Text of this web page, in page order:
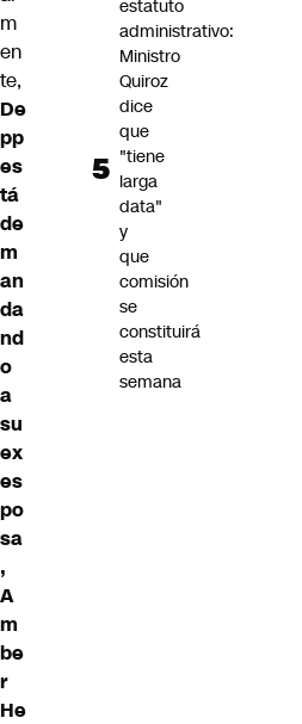
m
en
te,
De
pp
es
tá
de
m
an
da
nd
o
a
su
ex
es
po
sa
,
A
m
be
r
He
estatuto
administrativo:
Ministro
Quiroz
dice
que
"tiene
larga
data"
y
que
comisión
se
constituirá
esta
semana